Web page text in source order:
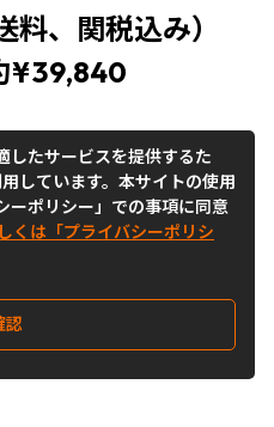
、関税込み）
¥39,840
＄215
～
点
したサービスを提供するた
しています。本サイトの使用
ーポリシー」での事項に同意
くは「プライバシーポリシ
認